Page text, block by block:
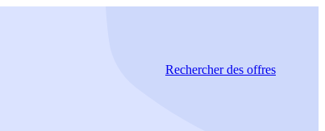
Rechercherdes offres